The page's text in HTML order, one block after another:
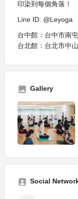
印染到每個角落！
Line ID: @Leyoga
台中館：台中市南
台北館：台北市中
Gallery
Social